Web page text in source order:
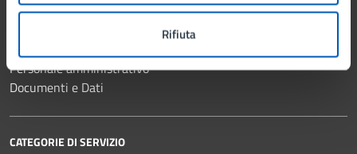
Rifiuta
Uffici
Personale amministrativo
Documenti e Dati
CATEGORIE DI SERVIZIO